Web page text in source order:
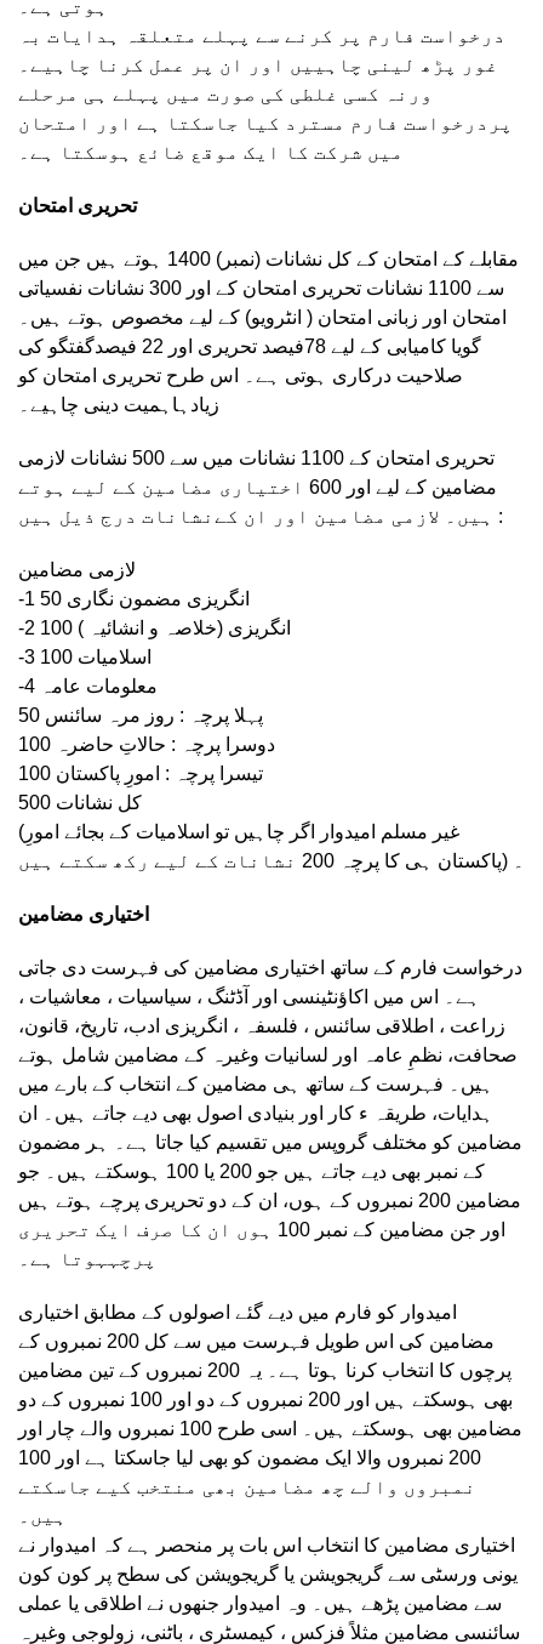
ہوتی ہے۔
درخواست فارم پر کرنے سے پہلے متعلقہ ہدایات بہ
غور پڑھ لینی چاہییں اور ان پر عمل کرنا چاہیے۔
ورنہ کسی غلطی کی صورت میں پہلے ہی مرحلے
پردرخواست فارم مسترد کیا جاسکتا ہے اور امتحان
میں شرکت کا ایک موقع ضائع ہوسکتا ہے۔
تحریری امتحان
مقابلے کے امتحان کے کل نشانات (نمبر) 1400 ہوتے ہیں جن میں
سے 1100 نشانات تحریری امتحان کے اور 300 نشانات نفسیاتی
امتحان اور زبانی امتحان ( انٹرویو) کے لیے مخصوص ہوتے ہیں۔
گویا کامیابی کے لیے 78فیصد تحریری اور 22 فیصدگفتگو کی
صلاحیت درکاری ہوتی ہے۔ اس طرح تحریری امتحان کو
زیادہاہمیت دینی چاہیے۔
تحریری امتحان کے 1100 نشانات میں سے 500 نشانات لازمی
مضامین کے لیے اور 600 اختیاری مضامین کے لیے ہوتے
ہیں۔ لازمی مضامین اور ان کےنشانات درج ذیل ہیں :
لازمی مضامین
-1 انگریزی مضمون نگاری 50
-2 انگریزی (خلاصہ و انشائیہ ) 100
-3 اسلامیات 100
-4 معلومات عامہ
پہلا پرچہ : روز مرہ سائنس 50
دوسرا پرچہ : حالاتِ حاضرہ 100
تیسرا پرچہ : امورِ پاکستان 100
کل نشانات 500
(غیر مسلم امیدوار اگر چاہیں تو اسلامیات کے بجائے امورِ
اختیاری مضامین
درخواست فارم کے ساتھ اختیاری مضامین کی فہرست دی جاتی
ہے۔ اس میں اکاؤنٹینسی اور آڈٹنگ ، سیاسیات ، معاشیات ،
زراعت ، اطلاقی سائنس ، فلسفہ ، انگریزی ادب، تاریخ، قانون،
صحافت، نظمِ عامہ اور لسانیات وغیرہ کے مضامین شامل ہوتے
ہیں۔ فہرست کے ساتھ ہی مضامین کے انتخاب کے بارے میں
ہدایات، طریقہ ء کار اور بنیادی اصول بھی دیے جاتے ہیں۔ ان
مضامین کو مختلف گروپس میں تقسیم کیا جاتا ہے۔ ہر مضمون
کے نمبر بھی دیے جاتے ہیں جو 200 یا 100 ہوسکتے ہیں۔ جو
مضامین 200 نمبروں کے ہوں، ان کے دو تحریری پرچے ہوتے ہیں
اور جن مضامین کے نمبر 100 ہوں ان کا صرف ایک تحریری
پرچہہوتا ہے۔
امیدوار کو فارم میں دیے گئے اصولوں کے مطابق اختیاری
مضامین کی اس طویل فہرست میں سے کل 200 نمبروں کے
پرچوں کا انتخاب کرنا ہوتا ہے۔ یہ 200 نمبروں کے تین مضامین
بھی ہوسکتے ہیں اور 200 نمبروں کے دو اور 100 نمبروں کے دو
مضامین بھی ہوسکتے ہیں۔ اسی طرح 100 نمبروں والے چار اور
200 نمبروں والا ایک مضمون کو بھی لیا جاسکتا ہے اور 100
نمبروں والے چھ مضامین بھی منتخب کیے جاسکتے
ہیں۔
اختیاری مضامین کا انتخاب اس بات پر منحصر ہے کہ امیدوار نے
یونی ورسٹی سے گریجویشن یا گریجویشن کی سطح پر کون کون
سے مضامین پڑھے ہیں۔ وہ امیدوار جنھوں نے اطلاقی یا عملی
سائنسی مضامین مثلاً فزکس ، کیمسٹری ، باٹنی، زولوجی وغیرہ